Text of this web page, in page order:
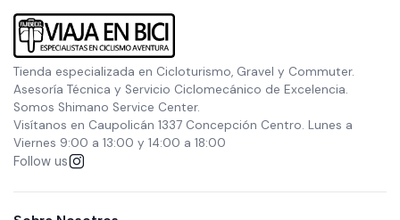
Tienda especializada en Cicloturismo, Gravel y Commuter.
Asesoría Técnica y Servicio Ciclomecánico de Excelencia.
Somos Shimano Service Center.
Visítanos en Caupolicán 1337 Concepción Centro. Lunes a
Viernes 9:00 a 13:00 y 14:00 a 18:00
Follow us